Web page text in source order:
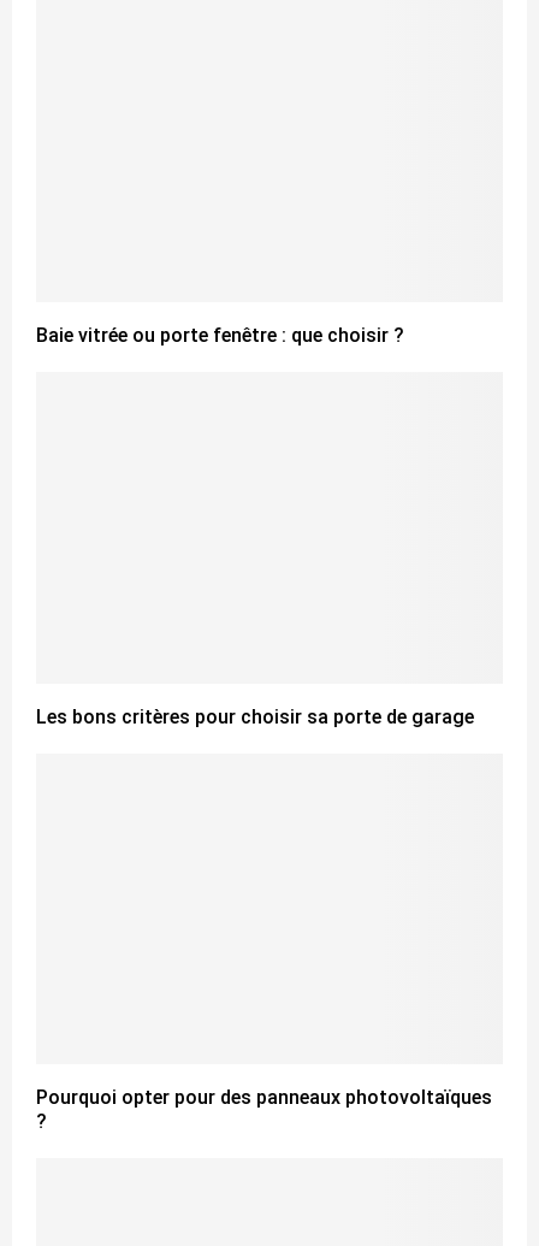
Baie vitrée ou porte fenêtre : que choisir ?
Les bons critères pour choisir sa porte de garage
Pourquoi opter pour des panneaux photovoltaïques
?